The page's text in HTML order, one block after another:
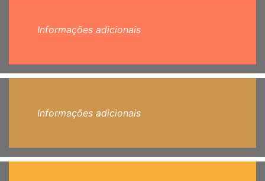
Informações adicionais
Informações adicionais